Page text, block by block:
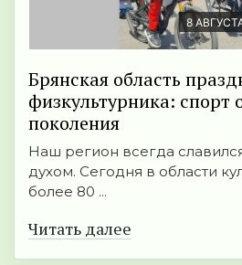
8
Брянская область
физкультурника: спорт
поколения
Наш регион всегда
духом. Сегодня в области
более 80 ...
Читать далее